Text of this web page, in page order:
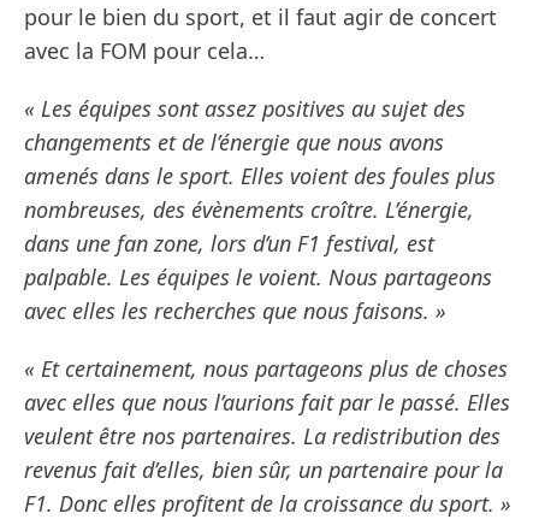
pour le bien du sport, et il faut agir de concert
avec la FOM pour cela…
« Les équipes sont assez positives au sujet des
changements et de l’énergie que nous avons
amenés dans le sport. Elles voient des foules plus
nombreuses, des évènements croître. L’énergie,
dans une fan zone, lors d’un F1 festival, est
palpable. Les équipes le voient. Nous partageons
avec elles les recherches que nous faisons. »
« Et certainement, nous partageons plus de choses
avec elles que nous l’aurions fait par le passé. Elles
veulent être nos partenaires. La redistribution des
revenus fait d’elles, bien sûr, un partenaire pour la
F1. Donc elles profitent de la croissance du sport. »